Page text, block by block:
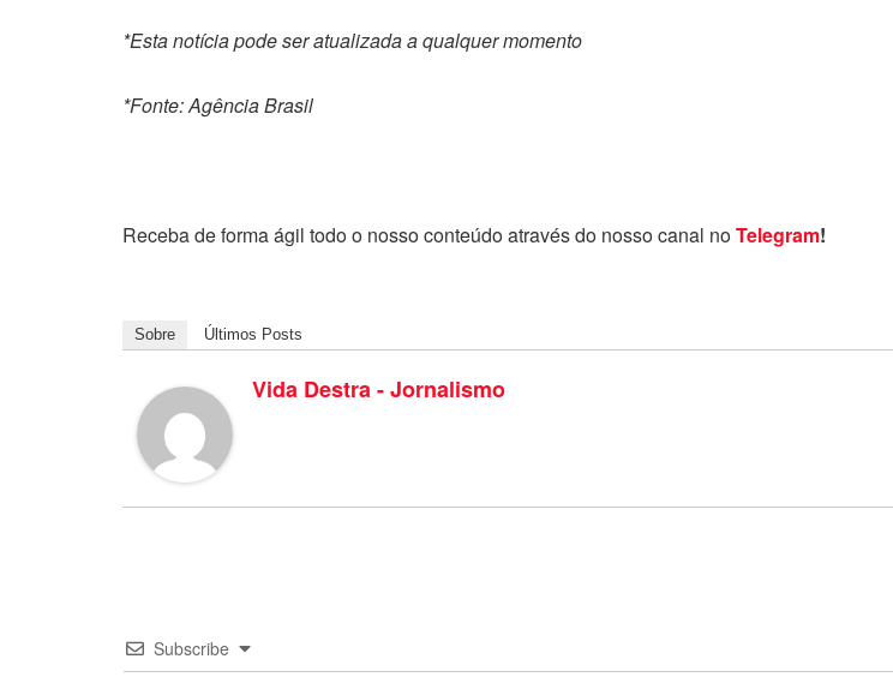
*Esta notícia pode ser atualizada a qualquer momento
*Fonte: Agência Brasil
Receba de forma ágil todo o nosso conteúdo através do nosso canal noTelegram!
Sobre Últimos Posts
Vida Destra - Jornalismo
Subscribe